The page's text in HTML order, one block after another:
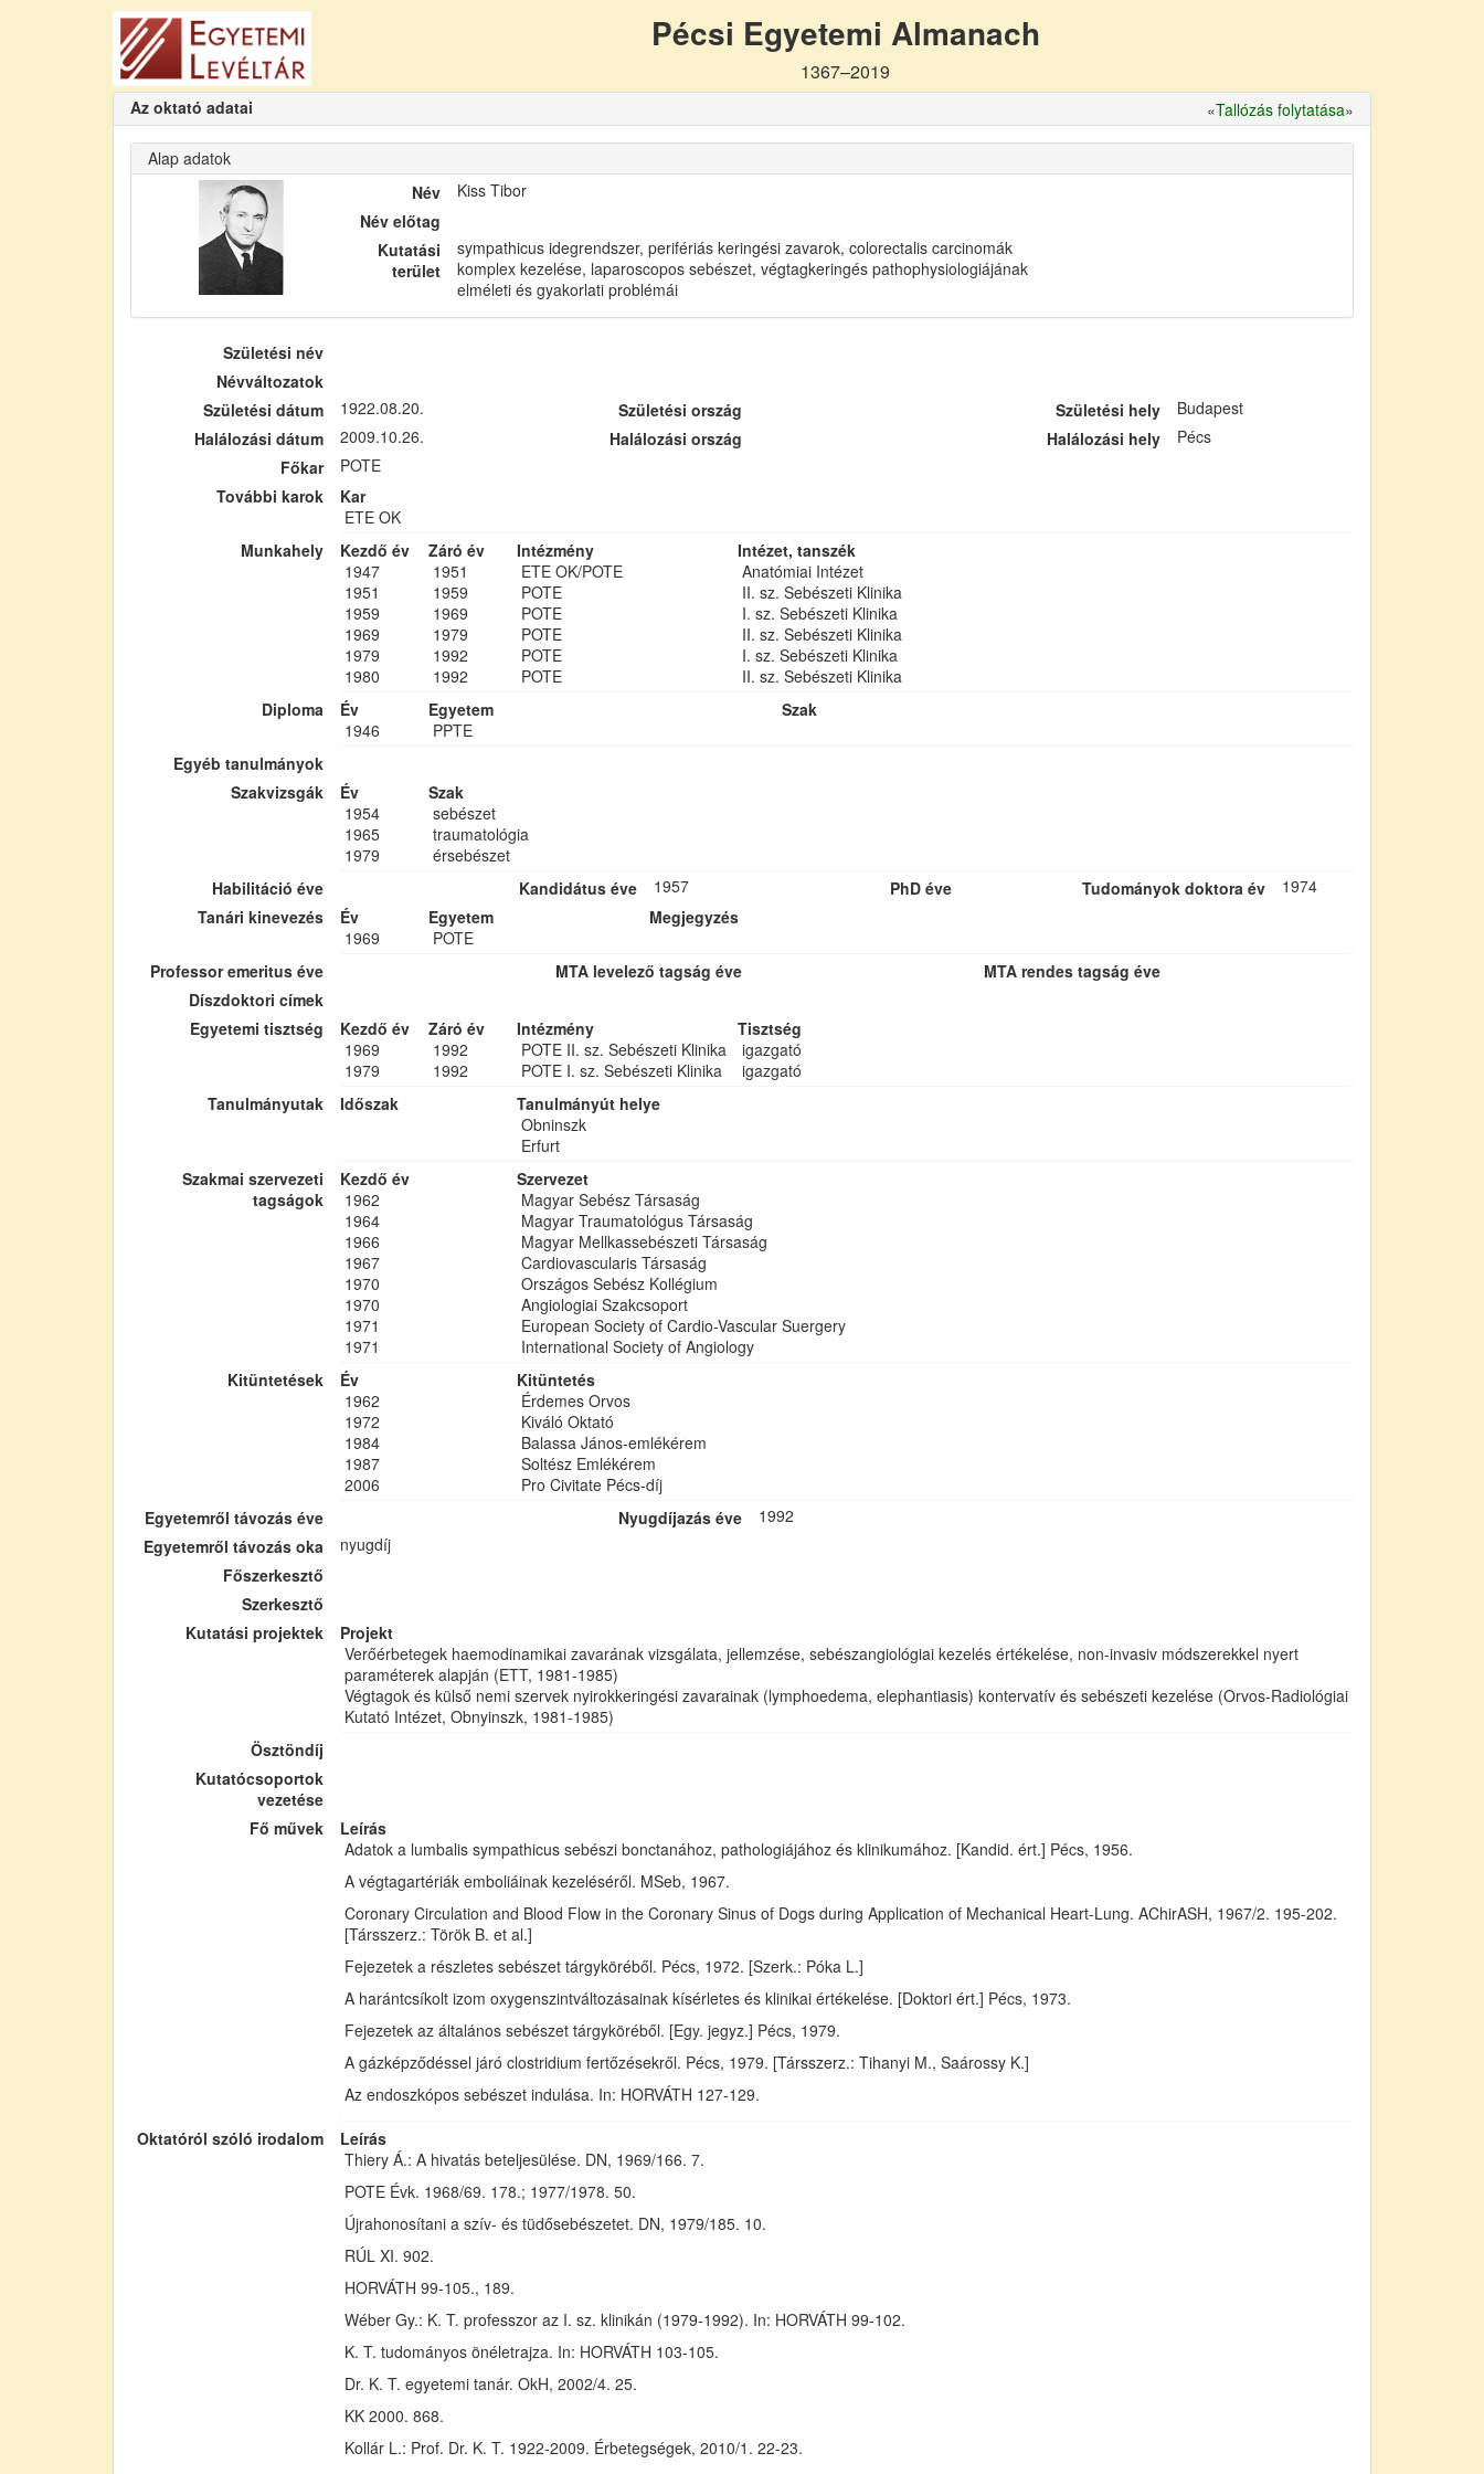
Pécsi Egyetemi Almanach
1367–2019
Az oktató adatai «Tallózás folytatása»
Alap adatok
Név
Kiss Tibor
Név előtag
Kutatási
terület
sympathicus idegrendszer, perifériás keringési zavarok, colorectalis carcinomák
komplex kezelése, laparoscopos sebészet, végtagkeringés pathophysiologiájának
elméleti és gyakorlati problémái
Születési név
Névváltozatok
Születési dátum
1922.08.20. Születési ország Születési hely
Budapest
Halálozási dátum
2009.10.26. Halálozási ország Halálozási hely
Pécs
Főkar
POTE
További karok
Kar
ETE OK
Munkahely
Kezdő év Záró év Intézmény
Intézet, tanszék
1947
1951 ETE OK/POTE
Anatómiai Intézet
1951
1959 POTE
II. sz. Sebészeti Klinika
1959
1969 POTE
I. sz. Sebészeti Klinika
1969
1979 POTE
II. sz. Sebészeti Klinika
1979
1992 POTE
I. sz. Sebészeti Klinika
1980
1992 POTE
II. sz. Sebészeti Klinika
Diploma
Év Egyetem
Szak
1946
PPTE
Egyéb tanulmányok
Szakvizsgák
Év
Szak
1954
sebészet
1965
traumatológia
1979
érsebészet
Habilitáció éve
Kandidátus éve 1957 PhD éve Tudományok doktora év
1974
Tanári kinevezés
Év Egyetem
Megjegyzés
1969
POTE
Professor emeritus éve
MTA levelező tagság éve
MTA rendes tagság éve
Díszdoktori címek
Egyetemi tisztség
Kezdő év Záró év Intézmény
Tisztség
1969
1992 POTE II. sz. Sebészeti Klinika
igazgató
1979
1992 POTE I. sz. Sebészeti Klinika
igazgató
Tanulmányutak
Időszak
Tanulmányút helye
Obninszk
Erfurt
Szakmai szervezeti
tagságok
Kezdő év
Szervezet
1962
Magyar Sebész Társaság
1964
Magyar Traumatológus Társaság
1966
Magyar Mellkassebészeti Társaság
1967
Cardiovascularis Társaság
1970
Országos Sebész Kollégium
1970
Angiologiai Szakcsoport
1971
European Society of Cardio-Vascular Suergery
1971
International Society of Angiology
Kitüntetések
Év
Kitüntetés
1962
Érdemes Orvos
1972
Kiváló Oktató
1984
Balassa János-emlékérem
1987
Soltész Emlékérem
2006
Pro Civitate Pécs-díj
Egyetemről távozás éve
Nyugdíjazás éve
1992
Egyetemről távozás oka
nyugdíj
Főszerkesztő
Szerkesztő
Kutatási projektek
Projekt
Verőérbetegek haemodinamikai zavarának vizsgálata, jellemzése, sebészangiológiai kezelés értékelése, non-invasiv módszerekkel nyert
paraméterek alapján (ETT, 1981-1985)
Végtagok és külső nemi szervek nyirokkeringési zavarainak (lymphoedema, elephantiasis) kontervatív és sebészeti kezelése (Orvos-Radiológiai
Kutató Intézet, Obnyinszk, 1981-1985)
Ösztöndíj
Kutatócsoportok
vezetése
Fő művek
Leírás
Adatok a lumbalis sympathicus sebészi bonctanához, pathologiájához és klinikumához. [Kandid. ért.] Pécs, 1956.
A végtagartériák emboliáinak kezeléséről. MSeb, 1967.
Coronary Circulation and Blood Flow in the Coronary Sinus of Dogs during Application of Mechanical Heart-Lung. AChirASH, 1967/2. 195-202.
[Társszerz.: Török B. et al.]
Fejezetek a részletes sebészet tárgyköréből. Pécs, 1972. [Szerk.: Póka L.]
A harántcsíkolt izom oxygenszintváltozásainak kísérletes és klinikai értékelése. [Doktori ért.] Pécs, 1973.
Fejezetek az általános sebészet tárgyköréből. [Egy. jegyz.] Pécs, 1979.
A gázképződéssel járó clostridium fertőzésekről. Pécs, 1979. [Társszerz.: Tihanyi M., Saárossy K.]
Az endoszkópos sebészet indulása. In: HORVÁTH 127-129.
Oktatóról szóló irodalom
Leírás
Thiery Á.: A hivatás beteljesülése. DN, 1969/166. 7.
POTE Évk. 1968/69. 178.; 1977/1978. 50.
Újrahonosítani a szív- és tüdősebészetet. DN, 1979/185. 10.
RÚL XI. 902.
HORVÁTH 99-105., 189.
Wéber Gy.: K. T. professzor az I. sz. klinikán (1979-1992). In: HORVÁTH 99-102.
K. T. tudományos önéletrajza. In: HORVÁTH 103-105.
Dr. K. T. egyetemi tanár. OkH, 2002/4. 25.
KK 2000. 868.
Kollár L.: Prof. Dr. K. T. 1922-2009. Érbetegségek, 2010/1. 22-23.